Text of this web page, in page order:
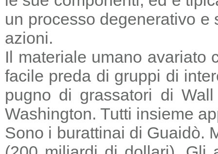
un processo degenerativo
azioni.
Il materiale umano avariato
facile preda di gruppi di
pugno di grassatori di
Washington. Tutti insieme
Sono i burattinai di Guaidò.